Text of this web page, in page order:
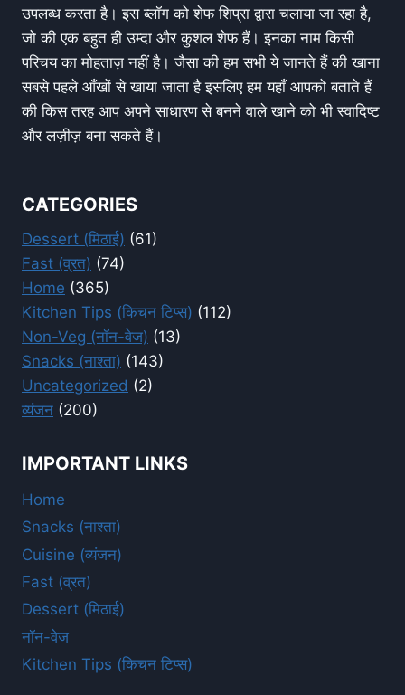
उपलब्ध करता है। इस ब्लॉग को शेफ शिप्रा द्वारा चलाया जा रहा है,
जो की एक बहुत ही उम्दा और कुशल शेफ हैं। इनका नाम किसी
परिचय का मोहताज़ नहीं है। जैसा की हम सभी ये जानते हैं की खाना
सबसे पहले आँखों से खाया जाता है इसलिए हम यहाँ आपको बताते हैं
की किस तरह आप अपने साधारण से बनने वाले खाने को भी स्वादिष्ट
और लज़ीज़ बना सकते हैं।
CATEGORIES
Dessert (मिठाई) (61)
Fast (व्रत) (74)
Home (365)
Kitchen Tips (किचन टिप्स) (112)
Non-Veg (नॉन-वेज) (13)
Snacks (नाश्ता) (143)
Uncategorized (2)
व्यंजन (200)
IMPORTANT LINKS
Home
Snacks (नाश्ता)
Cuisine (व्यंजन)
Fast (व्रत)
Dessert (मिठाई)
नॉन-वेज
Kitchen Tips (किचन टिप्स)